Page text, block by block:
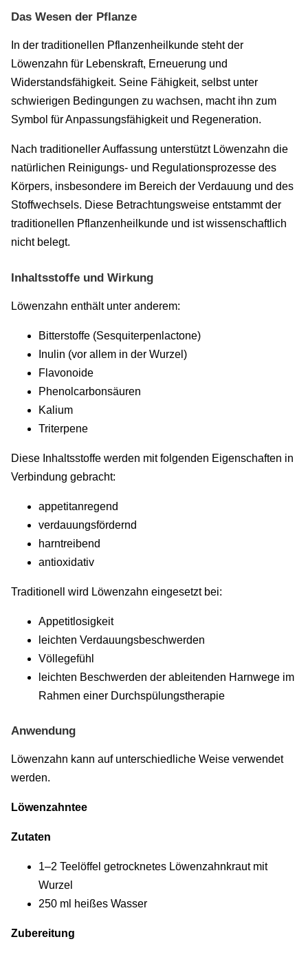
Das Wesen der Pflanze
In der traditionellen Pflanzenheilkunde steht der
Löwenzahn für Lebenskraft, Erneuerung und
Widerstandsfähigkeit. Seine Fähigkeit, selbst unter
schwierigen Bedingungen zu wachsen, macht ihn zum
Symbol für Anpassungsfähigkeit und Regeneration.
Nach traditioneller Auffassung unterstützt Löwenzahn die
natürlichen Reinigungs- und Regulationsprozesse des
Körpers, insbesondere im Bereich der Verdauung und des
Stoffwechsels. Diese Betrachtungsweise entstammt der
traditionellen Pflanzenheilkunde und ist wissenschaftlich
nicht belegt.
Inhaltsstoffe und Wirkung
Löwenzahn enthält unter anderem:
Bitterstoffe (Sesquiterpenlactone)
Inulin (vor allem in der Wurzel)
Flavonoide
Phenolcarbonsäuren
Kalium
Triterpene
Diese Inhaltsstoffe werden mit folgenden Eigenschaften in
Verbindung gebracht:
appetitanregend
verdauungsfördernd
harntreibend
antioxidativ
Traditionell wird Löwenzahn eingesetzt bei:
Appetitlosigkeit
leichten Verdauungsbeschwerden
Völlegefühl
leichten Beschwerden der ableitenden Harnwege im
Rahmen einer Durchspülungstherapie
Anwendung
Löwenzahn kann auf unterschiedliche Weise verwendet
werden.
Löwenzahntee
Zutaten
1–2 Teelöffel getrocknetes Löwenzahnkraut mit
Wurzel
250 ml heißes Wasser
Zubereitung